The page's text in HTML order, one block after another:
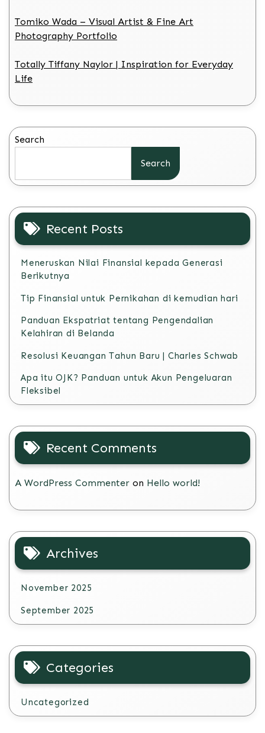
Tomiko Wada – Visual Artist & Fine Art
Photography Portfolio
Totally Tiffany Naylor | Inspiration for Everyday
Life
Search
Search
Recent Posts
Meneruskan Nilai Finansial kepada Generasi
Berikutnya
Tip Finansial untuk Pernikahan di kemudian hari
Panduan Ekspatriat tentang Pengendalian
Kelahiran di Belanda
Resolusi Keuangan Tahun Baru | Charles Schwab
Apa itu OJK? Panduan untuk Akun Pengeluaran
Fleksibel
Recent Comments
A WordPress Commenter on Hello world!
Archives
November 2025
September 2025
Categories
Uncategorized